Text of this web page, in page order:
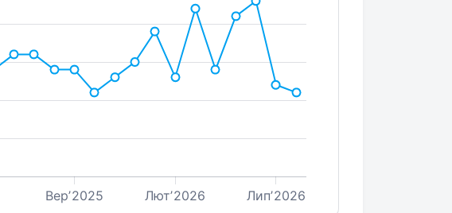
Верʼ2025 Лютʼ2026 Липʼ2026